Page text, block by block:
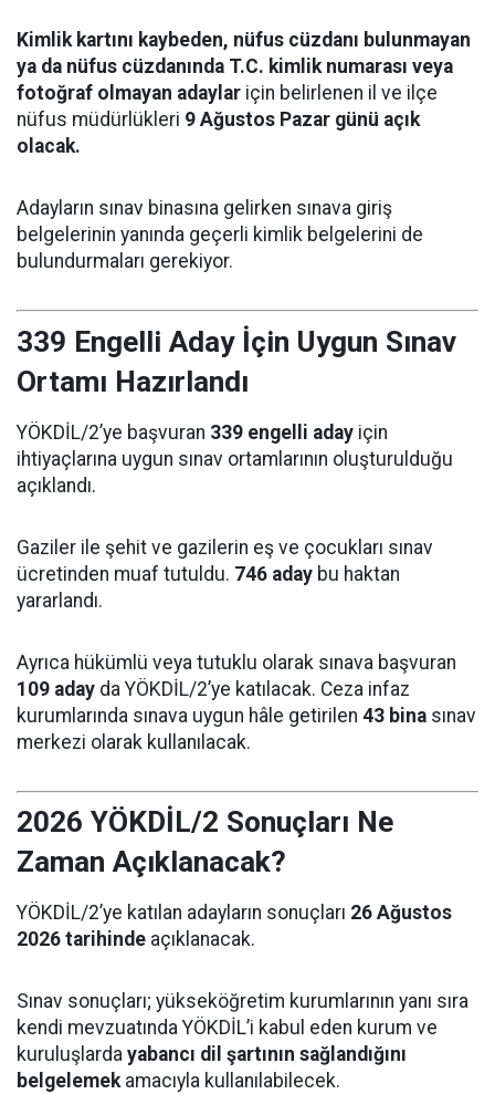
Kimlik kartını kaybeden, nüfus cüzdanı bulunmayan
ya da nüfus cüzdanında T.C. kimlik numarası veya
fotoğraf olmayan adaylar için belirlenen il ve ilçe
nüfus müdürlükleri 9 Ağustos Pazar günü açık
olacak.
Adayların sınav binasına gelirken sınava giriş
belgelerinin yanında geçerli kimlik belgelerini de
bulundurmaları gerekiyor.
339 Engelli Aday İçin Uygun Sınav
Ortamı Hazırlandı
YÖKDİL/2’ye başvuran 339 engelli aday için
ihtiyaçlarına uygun sınav ortamlarının oluşturulduğu
açıklandı.
Gaziler ile şehit ve gazilerin eş ve çocukları sınav
ücretinden muaf tutuldu. 746 aday bu haktan
yararlandı.
Ayrıca hükümlü veya tutuklu olarak sınava başvuran
109 aday da YÖKDİL/2’ye katılacak. Ceza infaz
kurumlarında sınava uygun hâle getirilen 43 bina sınav
merkezi olarak kullanılacak.
2026 YÖKDİL/2 Sonuçları Ne
Zaman Açıklanacak?
YÖKDİL/2’ye katılan adayların sonuçları 26 Ağustos
2026 tarihinde açıklanacak.
Sınav sonuçları; yükseköğretim kurumlarının yanı sıra
kendi mevzuatında YÖKDİL’i kabul eden kurum ve
kuruluşlarda yabancı dil şartının sağlandığını
belgelemekamacıyla kullanılabilecek.